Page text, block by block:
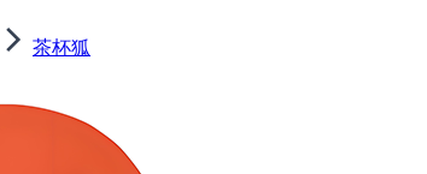
茶杯狐